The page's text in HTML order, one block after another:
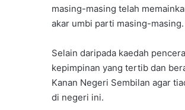
masing-masing telah
akar umbi parti masing-masing.
Selain daripada kaedah
kepimpinan yang tertib dan
Kanan Negeri Sembilan agar
di negeri ini.